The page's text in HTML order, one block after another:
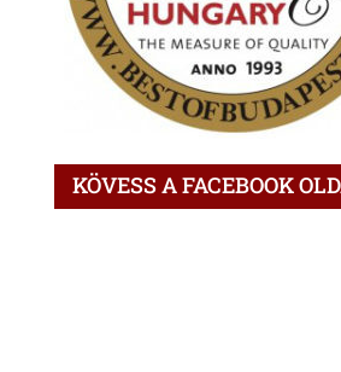
KÖVESS A FACEBOOK